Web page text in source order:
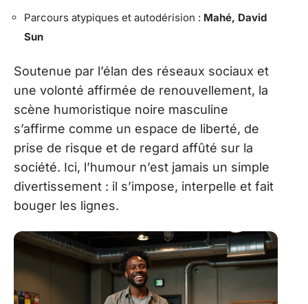
Parcours atypiques et autodérision : Mahé, David
Sun
Soutenue par l’élan des réseaux sociaux et
une volonté affirmée de renouvellement, la
scène humoristique noire masculine
s’affirme comme un espace de liberté, de
prise de risque et de regard affûté sur la
société. Ici, l’humour n’est jamais un simple
divertissement : il s’impose, interpelle et fait
bouger les lignes.